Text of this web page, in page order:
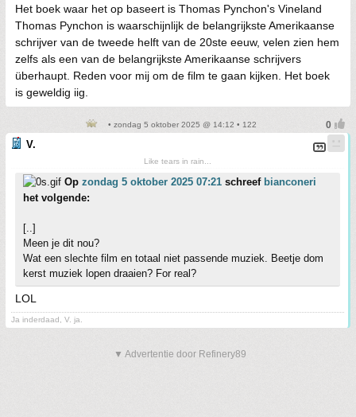
Het boek waar het op baseert is Thomas Pynchon's Vineland
Thomas Pynchon is waarschijnlijk de belangrijkste Amerikaanse
schrijver van de tweede helft van de 20ste eeuw, velen zien hem
zelfs als een van de belangrijkste Amerikaanse schrijvers
überhaupt. Reden voor mij om de film te gaan kijken. Het boek
is geweldig iig.
• zondag 5 oktober 2025 @ 14:12 • 122
V.
Like tears in rain...
Op zondag 5 oktober 2025 07:21 schreef bianconeri
het volgende:
[..]
Meen je dit nou?
Wat een slechte film en totaal niet passende muziek. Beetje dom
kerst muziek lopen draaien? For real?
LOL
Ja inderdaad, V. ja.
▼ Advertentie door Refinery89